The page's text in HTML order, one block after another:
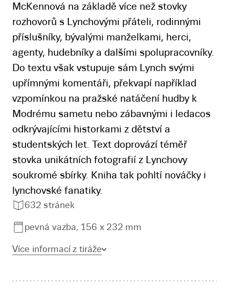
McKennová na základě více než stovky
rozhovorů s Lynchovými přáteli, rodinnými
příslušníky, bývalými manželkami, herci,
agenty, hudebníky a dalšími spolupracovníky.
Do textu však vstupuje sám Lynch svými
upřímnými komentáři, překvapí například
vzpomínkou na pražské natáčení hudby k
Modrému sametu nebo zábavnými i ledacos
odkrývajícími historkami z dětství a
studentských let. Text doprovází téměř
stovka unikátních fotografií z Lynchovy
soukromé sbírky. Kniha tak pohltí nováčky i
lynchovské fanatiky.
632 stránek
pevná vazba, 156 x 232 mm
Více informací z tiráže